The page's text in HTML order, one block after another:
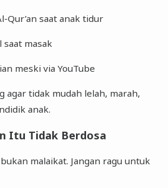
Qur’an saat anak tidur
masak
meski via YouTube
agar tidak mudah lelah, marah,
anak.
Itu Tidak Berdosa
malaikat. Jangan ragu untuk